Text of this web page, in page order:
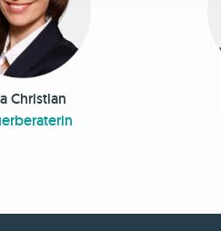
Christian